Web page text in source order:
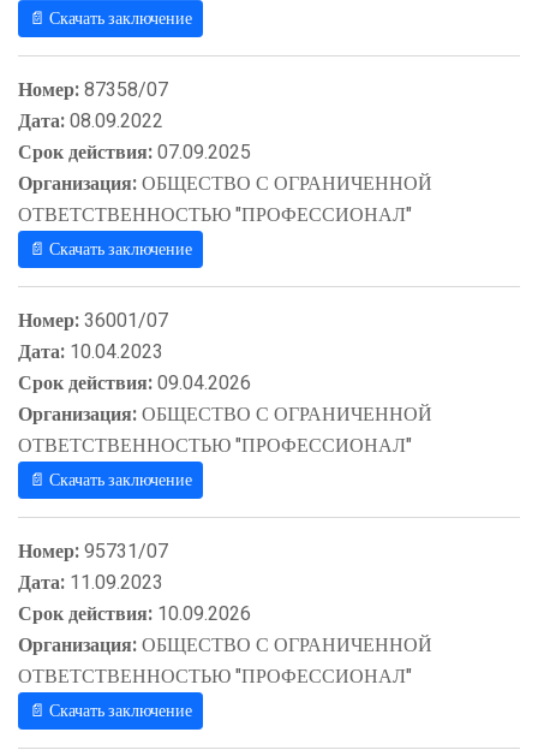
📄 Скачать заключение
Номер:87358/07
Дата:08.09.2022
Срок действия:07.09.2025
Организация:ОБЩЕСТВО С ОГРАНИЧЕННОЙ
ОТВЕТСТВЕННОСТЬЮ "ПРОФЕССИОНАЛ"
📄 Скачать заключение
Номер:36001/07
Дата: 10.04.2023
Срок действия:09.04.2026
Организация:ОБЩЕСТВО С ОГРАНИЧЕННОЙ
ОТВЕТСТВЕННОСТЬЮ "ПРОФЕССИОНАЛ"
📄 Скачать заключение
Номер:95731/07
Дата: 11.09.2023
Срок действия: 10.09.2026
Организация:ОБЩЕСТВО С ОГРАНИЧЕННОЙ
ОТВЕТСТВЕННОСТЬЮ "ПРОФЕССИОНАЛ"
📄 Скачать заключение